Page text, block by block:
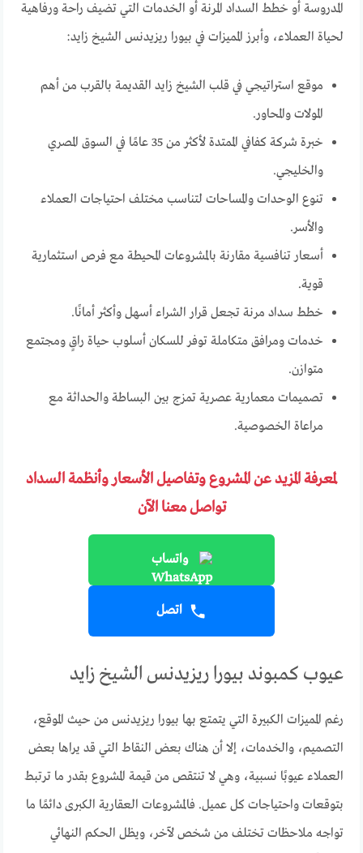
المدروسة أو خطط السداد المرنة أو الخدمات التي تضيف راحة ورفاهية
لحياة العملاء، وأبرز المميزات في بيورا ريزيدنس الشيخ زايد:
موقع استراتيجي في قلب الشيخ زايد القديمة بالقرب من أهم
المولات والمحاور.
خبرة شركة كفافي الممتدة لأكثر من 35 عامًا في السوق المصري
والخليجي.
تنوع الوحدات والمساحات لتناسب مختلف احتياجات العملاء
والأسر.
أسعار تنافسية مقارنة بالمشروعات المحيطة مع فرص استثمارية
قوية.
خطط سداد مرنة تجعل قرار الشراء أسهل وأكثر أمانًا.
خدمات ومرافق متكاملة توفر للسكان أسلوب حياة راقٍ ومجتمع
متوازن.
تصميمات معمارية عصرية تمزج بين البساطة والحداثة مع
مراعاة الخصوصية.
لمعرفة المزيد عن المشروع وتفاصيل الأسعار وأنظمة السداد
تواصل معنا الآن
واتساب
اتصل
عيوب كمبوند بيورا ريزيدنس الشيخ زايد
رغم المميزات الكبيرة التي يتمتع بها بيورا ريزيدنس من حيث الموقع،
التصميم، والخدمات، إلا أن هناك بعض النقاط التي قد يراها بعض
العملاء عيوبًا نسبية، وهي لا تنتقص من قيمة المشروع بقدر ما ترتبط
بتوقعات واحتياجات كل عميل. فالمشروعات العقارية الكبرى دائمًا ما
تواجه ملاحظات تختلف من شخص لآخر، ويظل الحكم النهائي